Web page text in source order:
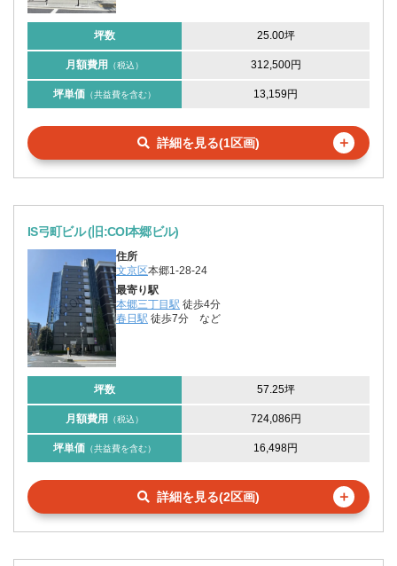
坪数 25.00坪
月額費用 （税込） 312,500円
坪単価 （共益費を含む） 13,159円
詳細を見る(1区画) ＋
IS弓町ビル (旧:COI本郷ビル)
住所
文京区本郷1-28-24
最寄り駅
本郷三丁目駅 徒歩4分
春日駅 徒歩7分 など
坪数 57.25坪
月額費用 （税込） 724,086円
坪単価 （共益費を含む） 16,498円
詳細を見る(2区画) ＋